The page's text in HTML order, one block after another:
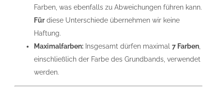
Farben, was ebenfalls zu Abweichungen führen kann.
Fürdiese Unterschiede übernehmen wir keine
Haftung.
Maximalfarben:Insgesamt dürfen maximal 7 Farben,
einschließlich der Farbe des Grundbands, verwendet
werden.